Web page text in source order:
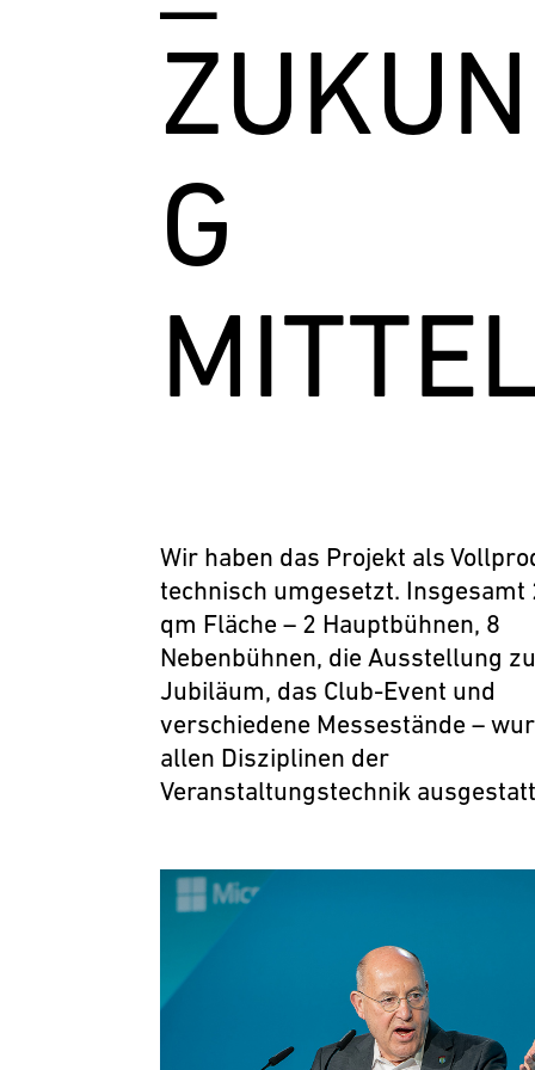
G
Wir haben das Projekt als
technisch umgesetzt. Insgesamt
qm Fläche – 2 Hauptbühnen, 8
Nebenbühnen, die Ausstellung
Jubiläum, das Club-Event und
verschiedene Messestände –
allen Disziplinen der
Veranstaltungstechnik